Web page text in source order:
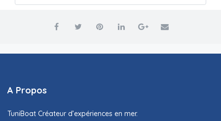
A Propos
TuniBoat Créateur d’expériences en mer.